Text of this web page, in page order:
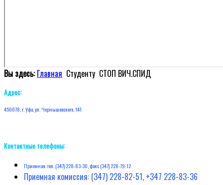
Вы здесь:Главная Студенту СТОП ВИЧ.СПИД
Адрес:
450078, г. Уфа, ул. Чернышевского, 141
Контактные телефоны:
Приемная: тел. (347) 228-83-30, факс (347) 228-79-12
Приемная комиссия: (347) 228-82-51, +347 228-83-36